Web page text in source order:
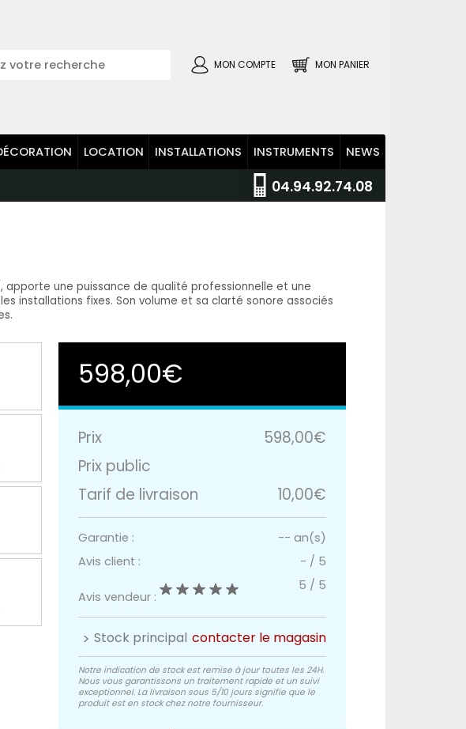
MON PANIER
MON COMPTE
LOCATION INSTALLATIONS INSTRUMENTS NEWS
04.94.92.74.08
apporte une puissance de qualité professionnelle et une
installations fixes. Son volume et sa clarté sonore associés
598,00€
Prix
598,00€
Prix public
Tarif de livraison
10,00€
Garantie :
-- an(s)
Avis client :
- / 5
Avis vendeur :
5 / 5
Stock principal contacter le magasin
Notre indication de stock est remise à jour toutes les 24H.
Nous vous garantissons un traitement rapide et un suivi
exceptionnel. La livraison sous 5/10 jours signifie que le
produit est en stock chez notre fournisseur.